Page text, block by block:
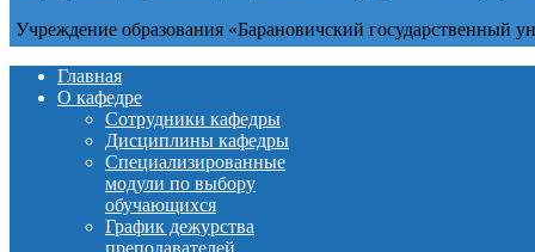
Учреждение образования «Барановичский государственный
Главная
О кафедре
Сотрудники кафедры
Дисциплины кафедры
Специализированные
модули по выбору
обучающихся
График дежурства
преподавателей